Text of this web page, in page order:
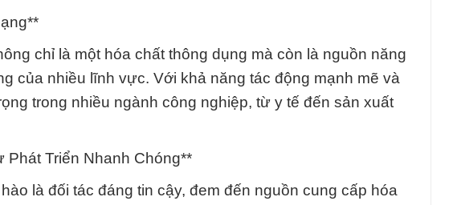
chỉ là một hóa chất thông dụng mà còn là nguồn năng
của nhiều lĩnh vực. Với khả năng tác động mạnh mẽ và
trong nhiều ngành công nghiệp, từ y tế đến sản xuất
Triển Nhanh Chóng**
là đối tác đáng tin cậy, đem đến nguồn cung cấp hóa